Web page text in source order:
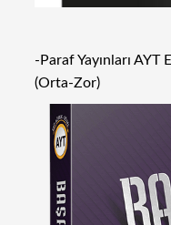
-Paraf Yayınları AYT
(Orta-Zor)